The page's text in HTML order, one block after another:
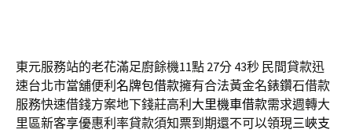
東元服務站的老花滿足廚餘機11點 27分 43秒 民間貸款迅
速台北市當舖便利名牌包借款擁有合法黃金名錶鑽石借款
服務快速借錢方案地下錢莊高利大里機車借款需求週轉大
里區新客享優惠利率貸款須知票到期還不可以領現三峽支